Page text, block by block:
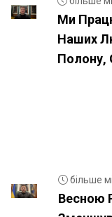
Ми
Наших
Полону,
більше
Весною